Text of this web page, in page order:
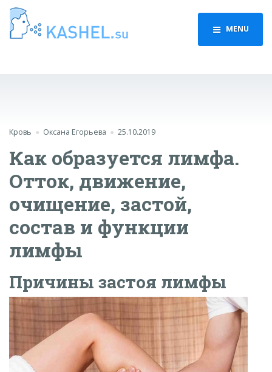
MENU
Кровь Оксана Егорьева 25.10.2019
Как образуется лимфа.
Отток, движение,
очищение, застой,
состав и функции
лимфы
Причины застоя лимфы